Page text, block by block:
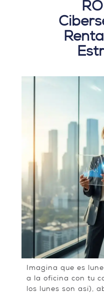
Imagina que es
a la oficina con tu
los lunes son así),